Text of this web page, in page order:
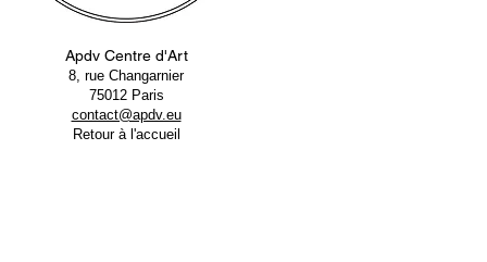
Retour à l'accueil
Apdv Centre d'Art
8, rue Changarnier
75012 Paris
contact@apdv.eu